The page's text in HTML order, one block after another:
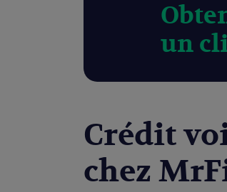
un
Crédit
chez